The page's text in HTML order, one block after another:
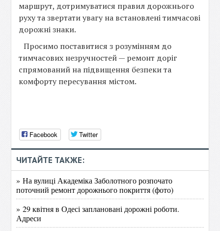
маршрут, дотримуватися правил дорожнього
руху та звертати увагу на встановлені тимчасові
дорожні знаки.
Просимо поставитися з розумінням до
тимчасових незручностей — ремонт доріг
спрямований на підвищення безпеки та
комфорту пересування містом.
Facebook Twitter
ЧИТАЙТЕ ТАКЖЕ:
» На вулиці Академіка Заболотного розпочато
поточний ремонт дорожнього покриття (фото)
» 29 квітня в Одесі заплановані дорожні роботи.
Адреси